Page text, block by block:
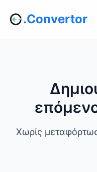
.Convertor
Χωρίς